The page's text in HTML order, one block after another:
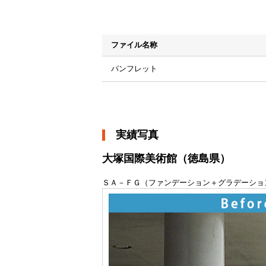
ファイル名称
パンフレット
実績写真
大塚国際美術館（徳島県）
ＳＡ－ＦＧ（ファンデーション＋グラデーシ